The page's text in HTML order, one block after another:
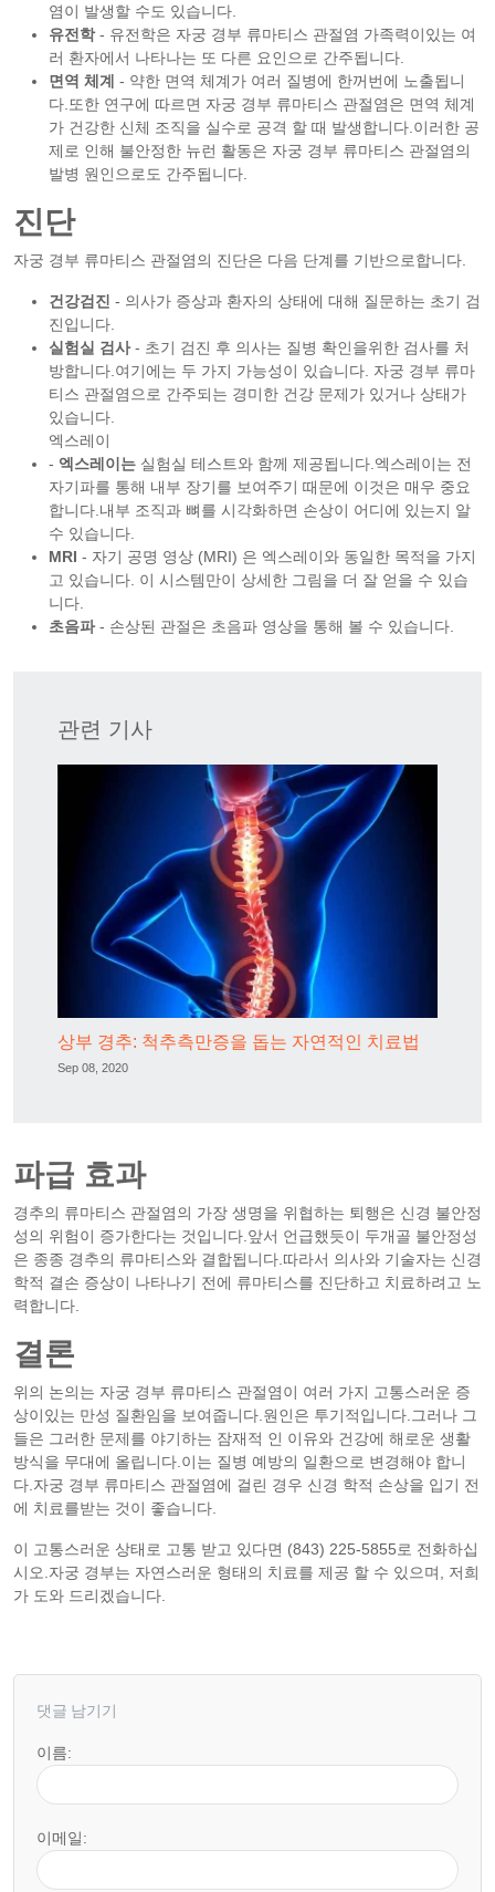
염이 발생할 수도 있습니다.
유전학- 유전학은 자궁 경부 류마티스 관절염 가족력이있는 여
러 환자에서 나타나는 또 다른 요인으로 간주됩니다.
면역 체계 - 약한 면역 체계가 여러 질병에 한꺼번에 노출됩니
다.또한 연구에 따르면 자궁 경부 류마티스 관절염은 면역 체계
가 건강한 신체 조직을 실수로 공격 할 때 발생합니다.이러한 공
제로 인해 불안정한 뉴런 활동은 자궁 경부 류마티스 관절염의
발병 원인으로도 간주됩니다.
진단
자궁 경부 류마티스 관절염의 진단은 다음 단계를 기반으로합니다.
건강검진 - 의사가 증상과 환자의 상태에 대해 질문하는 초기 검
진입니다.
실험실 검사- 초기 검진 후 의사는 질병 확인을위한 검사를 처
방합니다.여기에는 두 가지 가능성이 있습니다. 자궁 경부 류마
티스 관절염으로 간주되는 경미한 건강 문제가 있거나 상태가
있습니다.
엑스레이
- 엑스레이는 실험실 테스트와 함께 제공됩니다.엑스레이는 전
자기파를 통해 내부 장기를 보여주기 때문에 이것은 매우 중요
합니다.내부 조직과 뼈를 시각화하면 손상이 어디에 있는지 알
수 있습니다.
MRI - 자기 공명 영상 (MRI) 은 엑스레이와 동일한 목적을 가지
고 있습니다. 이 시스템만이 상세한 그림을 더 잘 얻을 수 있습
니다.
초음파- 손상된 관절은 초음파 영상을 통해 볼 수 있습니다.
관련 기사
상부 경추: 척추측만증을 돕는 자연적인 치료법
Sep 08, 2020
파급 효과
경추의 류마티스 관절염의 가장 생명을 위협하는 퇴행은 신경 불안정
성의 위험이 증가한다는 것입니다.앞서 언급했듯이 두개골 불안정성
은 종종 경추의 류마티스와 결합됩니다.따라서 의사와 기술자는 신경
학적 결손 증상이 나타나기 전에 류마티스를 진단하고 치료하려고 노
력합니다.
결론
위의 논의는 자궁 경부 류마티스 관절염이 여러 가지 고통스러운 증
상이있는 만성 질환임을 보여줍니다.원인은 투기적입니다.그러나 그
들은 그러한 문제를 야기하는 잠재적 인 이유와 건강에 해로운 생활
방식을 무대에 올립니다.이는 질병 예방의 일환으로 변경해야 합니
다.자궁 경부 류마티스 관절염에 걸린 경우 신경 학적 손상을 입기 전
에 치료를받는 것이 좋습니다.
이 고통스러운 상태로 고통 받고 있다면 (843) 225-5855로 전화하십
시오.자궁 경부는 자연스러운 형태의 치료를 제공 할 수 있으며, 저희
가 도와 드리겠습니다.
댓글 남기기
이름:
이메일: